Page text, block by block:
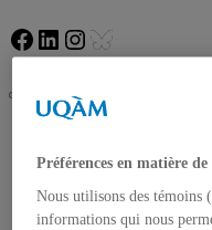
Facebook
LinkedIn
Instagram
Bluesky
La Faculté
Services facultaires
Centre de services
Préférences en matière
Nous utilisons des témoins
informations qui nous